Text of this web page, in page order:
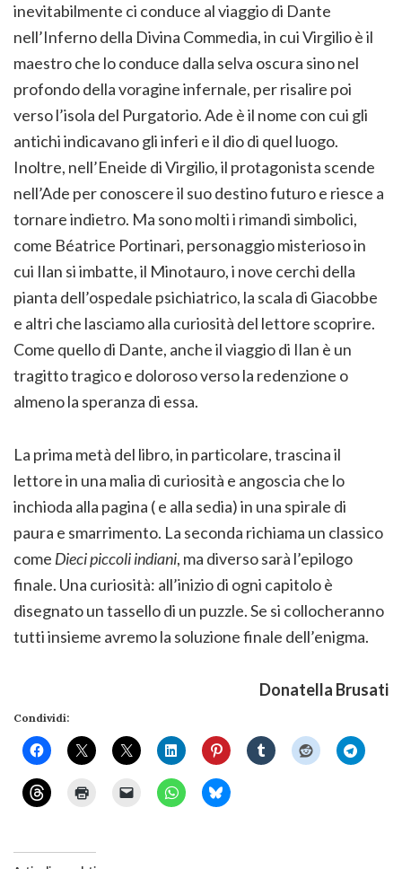
inevitabilmente ci conduce al viaggio di Dante
nell’Inferno della Divina Commedia, in cui Virgilio è il
maestro che lo conduce dalla selva oscura sino nel
profondo della voragine infernale, per risalire poi
verso l’isola del Purgatorio. Ade è il nome con cui gli
antichi indicavano gli inferi e il dio di quel luogo.
Inoltre, nell’Eneide di Virgilio, il protagonista scende
nell’Ade per conoscere il suo destino futuro e riesce a
tornare indietro. Ma sono molti i rimandi simbolici,
come Béatrice Portinari, personaggio misterioso in
cui Ilan si imbatte, il Minotauro, i nove cerchi della
pianta dell’ospedale psichiatrico, la scala di Giacobbe
e altri che lasciamo alla curiosità del lettore scoprire.
Come quello di Dante, anche il viaggio di Ilan è un
tragitto tragico e doloroso verso la redenzione o
almeno la speranza di essa.
La prima metà del libro, in particolare, trascina il
lettore in una malia di curiosità e angoscia che lo
inchioda alla pagina ( e alla sedia) in una spirale di
paura e smarrimento. La seconda richiama un classico
come Dieci piccoli indiani, ma diverso sarà l’epilogo
finale. Una curiosità: all’inizio di ogni capitolo è
disegnato un tassello di un puzzle. Se si collocheranno
tutti insieme avremo la soluzione finale dell’enigma.
Donatella Brusati
Condividi: